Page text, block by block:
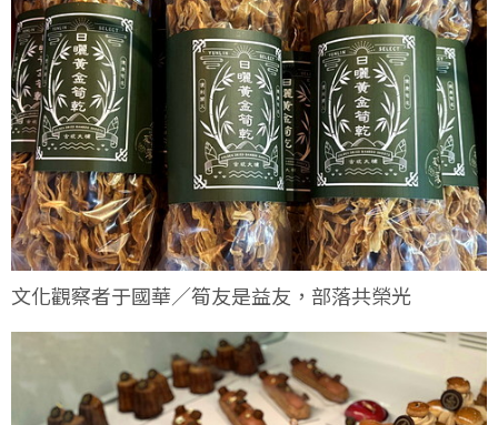
文化觀察者于國華／筍友是益友，部落共榮光